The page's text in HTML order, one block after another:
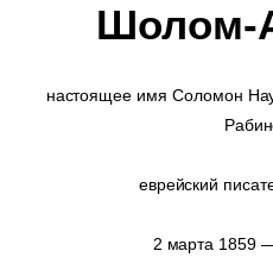
Шолом-
настоящее имя Соломон
еврейский
2 марта 1859